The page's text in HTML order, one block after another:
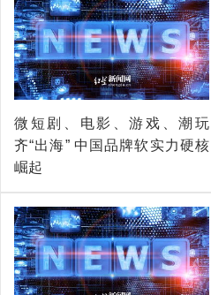
微短剧、电影、游戏、潮玩
齐“出海” 中国品牌软实力硬核
崛起